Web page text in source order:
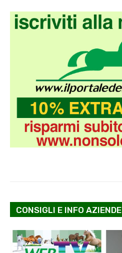
CONSIGLI E INFO AZIENDE